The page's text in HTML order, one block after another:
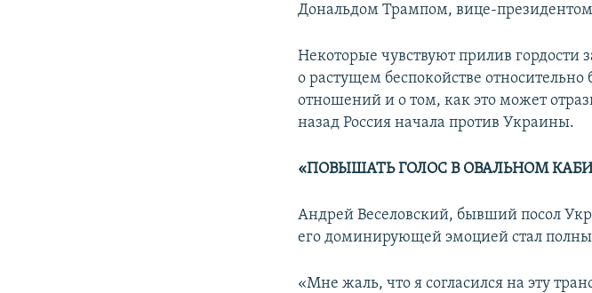
Дональдом Трампом, вице-
Некоторые чувствуют прилив гордости
о растущем беспокойстве
отношений и о том, как это может
назад Россия начала против Украины.
«ПОВЫШАТЬ ГОЛОС В ОВАЛЬНОМ
Андрей Веселовский, бывший посол
его доминирующей эмоцией стал
«Мне жаль, что я согласился на эту